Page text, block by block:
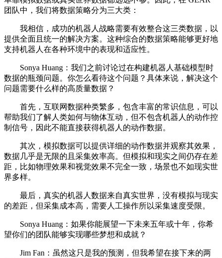
团队中，我们将数据策略分为三大类：
我相信，成功的机器人战略需要有效整合这三类数据，以
提供全面且统一的解决方案。这种综合的数据策略能够更好地
支持机器人在各种环境中的表现和适应性。
Sonya Huang：我们之前讨论过在构建机器人基础模型时
数据的瓶颈问题。你怎么看待这个问题？具体来说，解决这个
问题需要什么样的高质量数据？
首先，互联网数据种类繁多，包含丰富的常识信息，可以
帮助我们了解人类如何与物体互动，但不包含机器人的动作控
制信号，因此不能直接获得机器人的动作数据。
其次，模拟数据可以提供详细的动作数据并观察其效果，
数据几乎是无限的且采集效率高。但模拟和现实之间仍存在差
距，比如物理效果和视觉效果不完全一致，场景也不如现实世
界多样。
最后，真实的机器人数据来自真实世界，没有模拟与现实
的差距，但采集成本高，需要人工操作所以采集速度受限。
Sonya Huang：如果你能展望一下未来五年或十年，你希
望你们的团队能够实现哪些梦想和成就？
Jim Fan：虽然这只是我的预测，但我希望在接下来的两